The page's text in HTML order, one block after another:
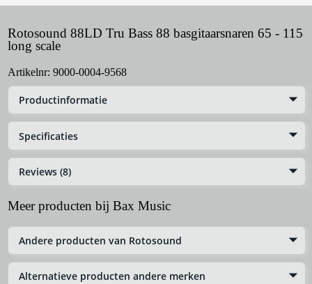
Rotosound 88LD Tru Bass 88 basgitaarsnaren 65 - 115
long scale
Artikelnr: 9000-0004-9568
Productinformatie
Specificaties
Reviews (8)
Meer producten bij Bax Music
Andere producten van Rotosound
Alternatieve producten andere merken